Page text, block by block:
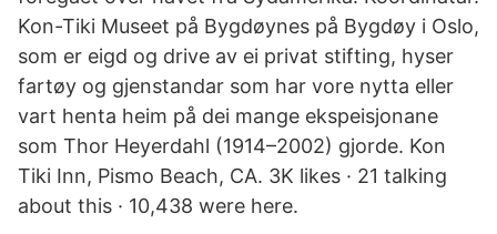
Kon-Tiki Museet på Bygdøynes på Bygdøy i Oslo,
som er eigd og drive av ei privat stifting, hyser
fartøy og gjenstandar som har vore nytta eller
vart henta heim på dei mange ekspeisjonane
som Thor Heyerdahl (1914–2002) gjorde. Kon
Tiki Inn, Pismo Beach, CA. 3K likes · 21 talking
about this · 10,438 were here.